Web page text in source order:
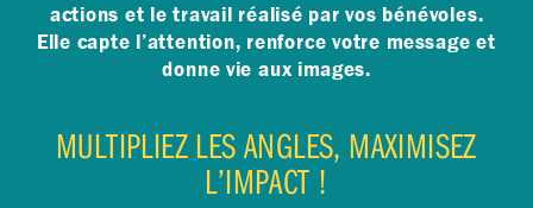
actions et le travail réalisé par vos bénévoles.
Elle capte l’attention, renforce votre message et
donne vie aux images.
MULTIPLIEZ LES ANGLES, MAXIMISEZ
L’IMPACT !